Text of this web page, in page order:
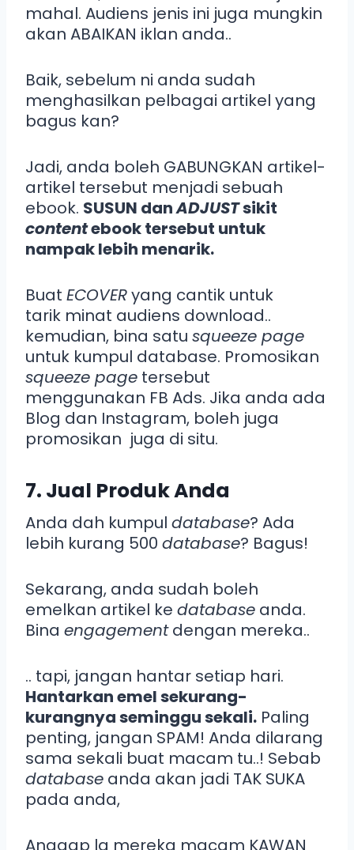
mahal. Audiens jenis ini juga mungkin
akan ABAIKAN iklan anda..
Baik, sebelum ni anda sudah
menghasilkan pelbagai artikel yang
bagus kan?
Jadi, anda boleh GABUNGKAN artikel-
artikel tersebut menjadi sebuah
ebook. SUSUN danADJUSTsikit
contentebook tersebut untuk
nampak lebih menarik.
Buat ECOVERyang cantik untuk
tarik minat audiens download..
kemudian, bina satu squeeze page
untuk kumpul database. Promosikan
squeeze page tersebut
menggunakan FB Ads. Jika anda ada
Blog dan Instagram, boleh juga
promosikan juga di situ.
7. Jual Produk Anda
Anda dah kumpul database? Ada
lebih kurang 500 database? Bagus!
Sekarang, anda sudah boleh
emelkan artikel ke database anda.
Bina engagementdengan mereka..
.. tapi, jangan hantar setiap hari.
Hantarkan emel sekurang-
kurangnya seminggu sekali. Paling
penting, jangan SPAM! Anda dilarang
sama sekali buat macam tu..! Sebab
database anda akan jadi TAK SUKA
pada anda,
Anggap la mereka macam KAWAN